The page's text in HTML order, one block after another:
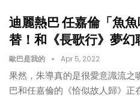
迪麗熱巴 任嘉倫「魚
替！和《長歌行》夢幻
歐巴是我的 Apr 5, 2022
果然，朱導真的是很愛意識流之
巴和任嘉倫的《恰似故人歸》正